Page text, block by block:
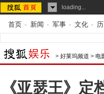
loading...
首页 - 新闻 - 军事 - 文化 -
> 好莱坞频道 > 电
《亚瑟王》